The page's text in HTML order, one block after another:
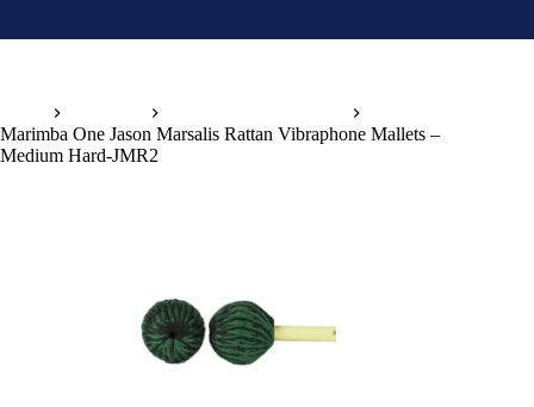
Marimba One Jason Marsalis Rattan Vibraphone Mallets –
Medium Hard-JMR2